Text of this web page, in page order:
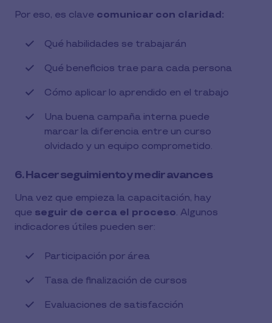
Por eso, es clave comunicar con claridad:
Qué habilidades se trabajarán
Qué beneficios trae para cada persona
Cómo aplicar lo aprendido en el trabajo
Una buena campaña interna puede
marcar la diferencia entre un curso
olvidado y un equipo comprometido.
6. Hacer seguimiento y medir avances
Una vez que empieza la capacitación, hay
que seguir de cerca el proceso. Algunos
indicadores útiles pueden ser:
Participación por área
Tasa de finalización de cursos
Evaluaciones de satisfacción